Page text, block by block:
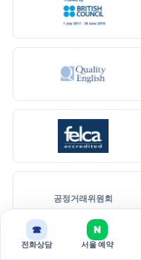
공정거래위원회
☎
전화상담
N
서울 예약